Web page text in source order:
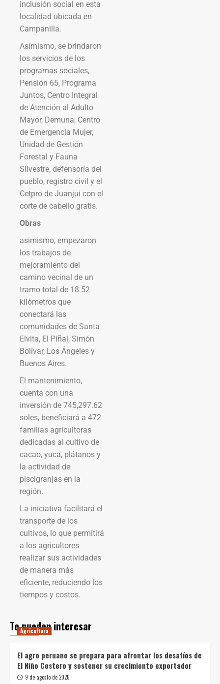
inclusión social en esta
localidad ubicada en
Campanilla.
Asímismo, se brindaron
los servicios de los
programas sociales,
Pensión 65, Programa
Juntos, Centro Integral
de Atención al Adulto
Mayor, Demuna, Centro
de Emergencia Mujer,
Unidad de Gestión
Forestal y Fauna
Silvestre, defensoría del
pueblo, registro civil y el
Cetpro de Juanjui con el
corte de cabello gratis.
Obras
asimismo, empezaron
los trabajos de
mejoramiento del
camino vecinal de un
tramo total de 18.52
kilómetros que
conectará las
comunidades de Santa
Elvita, El Piñal, Simón
Bolívar, Los Ángeles y
Buenos Aires.
El mantenimiento,
cuenta con una
inversión de 745,297.62
soles, beneficiará a 472
familias agricultoras
dedicadas al cultivo de
cacao, yuca, plátanos y
la actividad de
piscigranjas en la
región.
La iniciativa facilitará el
transporte de los
cultivos, lo que permitirá
a los agricultores
realizar sus actividades
de manera más
eficiente, reduciendo los
tiempos y costos.
Te pueden interesar
Agricultura
El agro peruano se prepara para afrontar los desafíos de
El Niño Costero y sostener su crecimiento exportador
9 de agosto de 2026